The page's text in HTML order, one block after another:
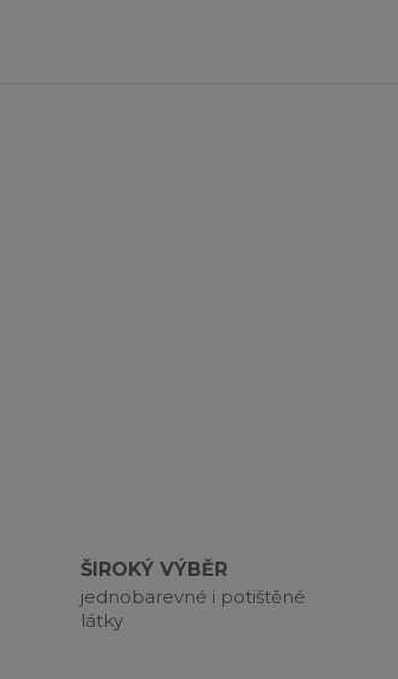
ŠIROKÝ VÝBĚR
jednobarevné i potištěné
látky